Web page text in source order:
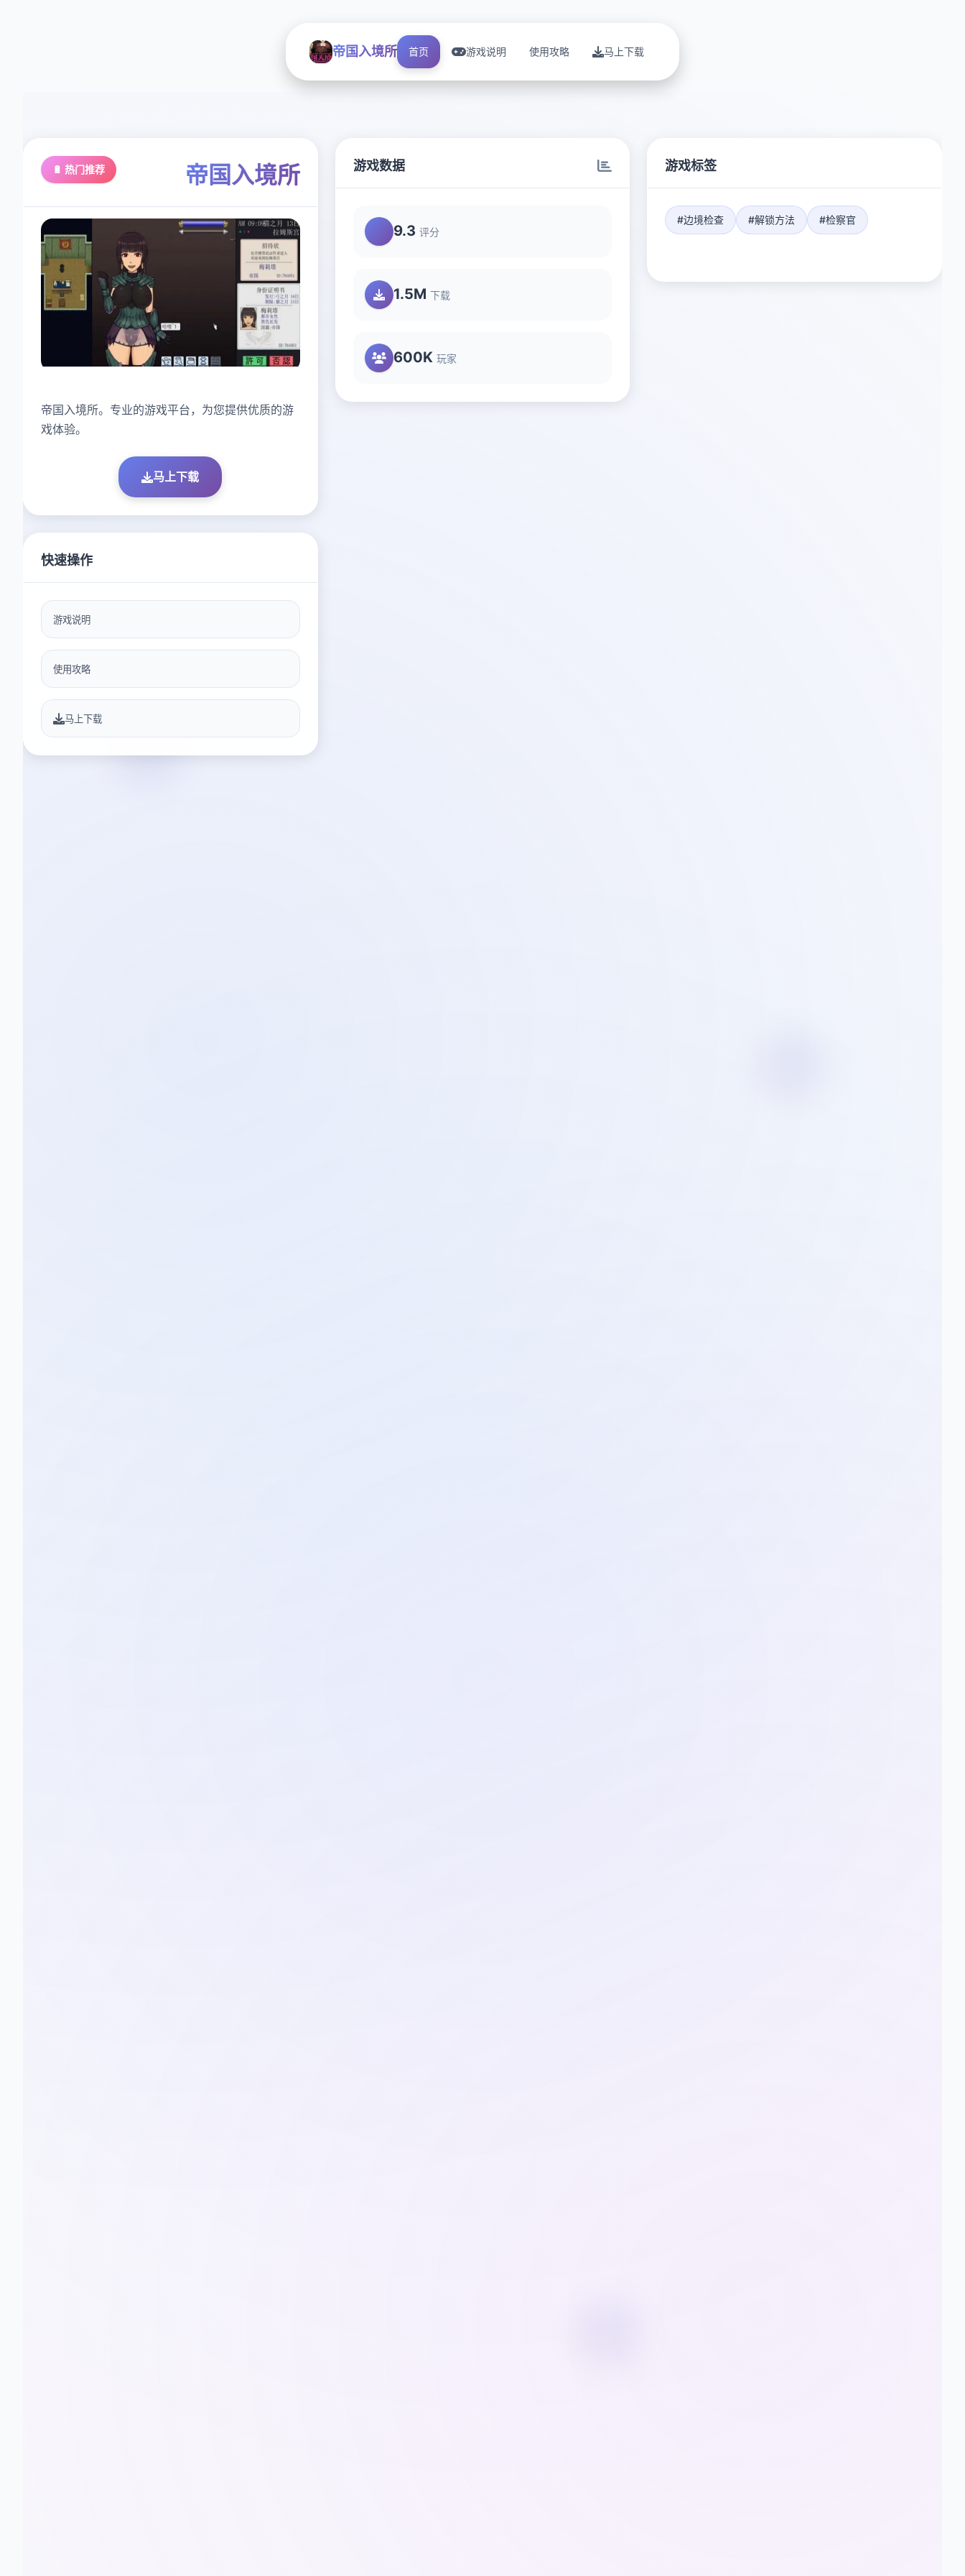
帝国入境所 首页 游戏说明 使用攻略 马上下载
🔋 热门推荐 帝国入境所
帝国入境所。专业的游戏平台，为您提供优质的游
戏体验。
马上下载
游戏数据
9.3 评分
1.5M 下载
600K 玩家
游戏标签
#边境检查 #解锁方法 #检察官
快速操作
游戏说明
使用攻略
马上下载